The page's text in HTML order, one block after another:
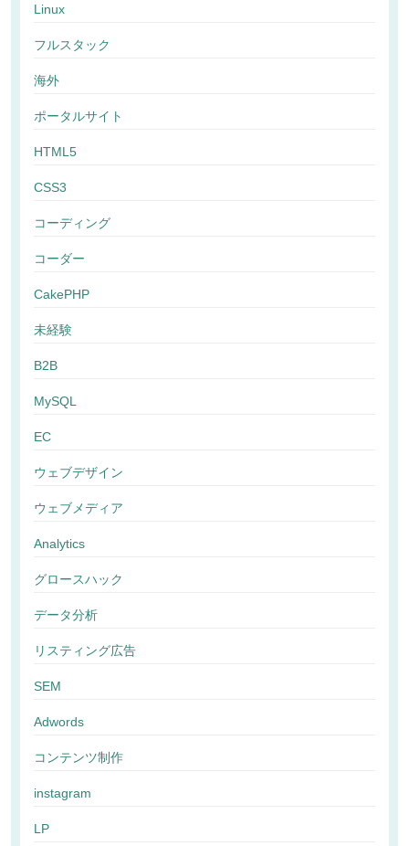
Linux
フルスタック
海外
ポータルサイト
HTML5
CSS3
コーディング
コーダー
CakePHP
未経験
B2B
MySQL
EC
ウェブデザイン
ウェブメディア
Analytics
グロースハック
データ分析
リスティング広告
SEM
Adwords
コンテンツ制作
instagram
LP